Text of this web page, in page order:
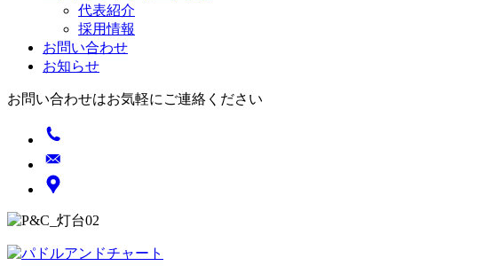
代表紹介
採用情報
お問い合わせ
お知らせ
お問い合わせはお気軽にご連絡ください